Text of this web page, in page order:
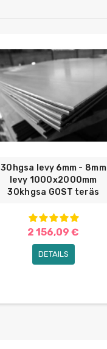
30hgsa levy 6mm - 8mm
levy 1000x2000mm
30khgsa GOST teräs
2 156,09 €
DETAILS